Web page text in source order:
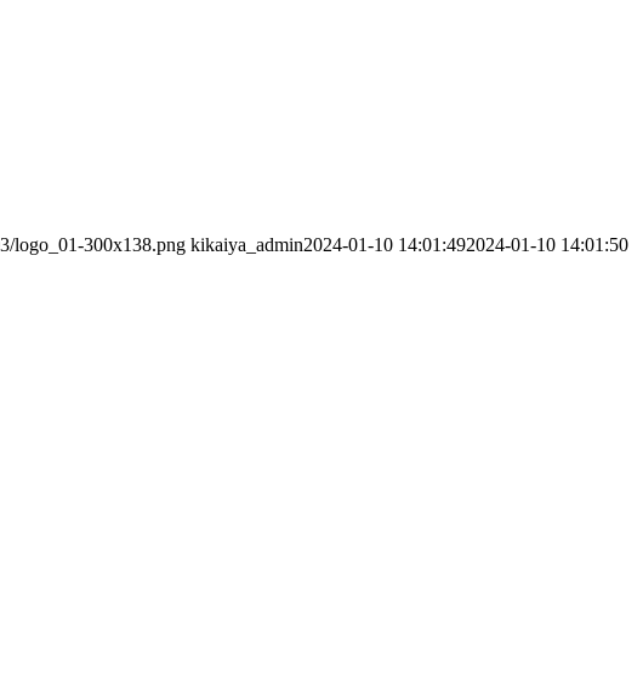
logo_01-300x138.png kikaiya_admin2024-01-10 14:01:492024-01-10 14:01:50